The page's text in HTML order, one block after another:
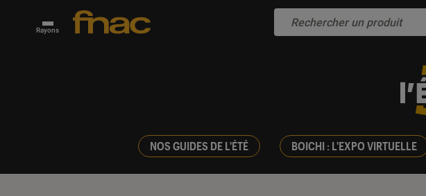
Rayons
NOS GUIDES DE L'ÉTÉ BOICHI : L'EXPO VIRTUELLE